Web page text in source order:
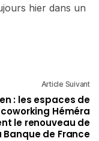
hier dans un
Article Suivant
: les espaces de
coworking Héméra
le renouveau de
Banque de France